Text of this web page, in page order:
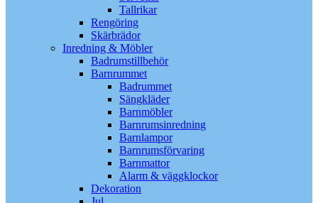
Tallrikar
Rengöring
Skärbrädor
Inredning & Möbler
Badrumstillbehör
Barnrummet
Badrummet
Sängkläder
Barnmöbler
Barnrumsinredning
Barnlampor
Barnrumsförvaring
Barnmattor
Alarm & väggklockor
Dekoration